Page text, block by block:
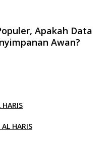
Apakah Data
Awan?
HARIS